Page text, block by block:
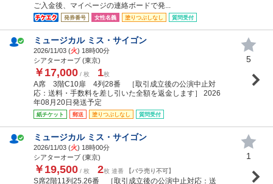
ご入金後、マイページの連絡ボードで発...
発券番号 女性名義 塗りつぶしなし 質問受付
ミュージカル ミス・サイゴン
2026/11/03 (火) 18時00分
シアターオーブ (東京)
￥17,000 / 枚 1枚
A席 3階C10扉 4列28番 ［取引成立後の公演中止対
応：送料・手数料を差し引いた全額を返金します］ 2026
年08月20日発送予定
紙チケット 郵送 塗りつぶしなし 質問受付
5
ミュージカル ミス・サイゴン
2026/11/03 (火) 18時00分
シアターオーブ (東京)
￥19,500 / 枚 2枚 連番 【バラ売り不可】
S席2階11列25.26番 ［取引成立後の公演中止対応：送
1